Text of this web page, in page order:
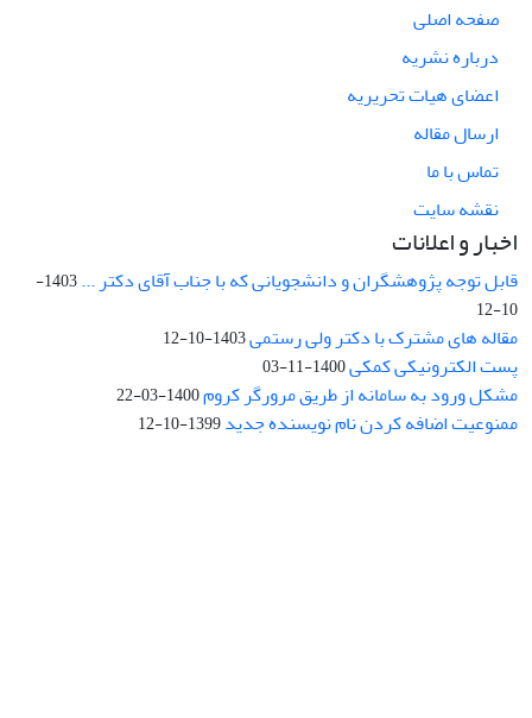
صفحه اصلی
درباره نشریه
اعضای هیات تحریریه
ارسال مقاله
تماس با ما
نقشه سایت
اخبار و اعلانات
قابل توجه پژوهشگران و دانشجویانی که با جناب آقای دکتر ...
1403-
10-12
مقاله های مشترک با دکتر ولی رستمی1403-10-12
پست الکترونیکی کمکی1400-11-03
مشکل ورود به سامانه از طریق مرورگر کروم1400-03-22
ممنوعیت اضافه کردن نام نویسنده جدید1399-10-12